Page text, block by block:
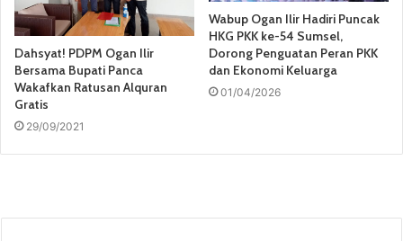
Dahsyat! PDPM Ogan Ilir
Bersama Bupati Panca
Wakafkan Ratusan Alquran
Gratis
29/09/2021
Wabup Ogan Ilir Hadiri Puncak
HKG PKK ke-54 Sumsel,
Dorong Penguatan Peran PKK
dan Ekonomi Keluarga
01/04/2026